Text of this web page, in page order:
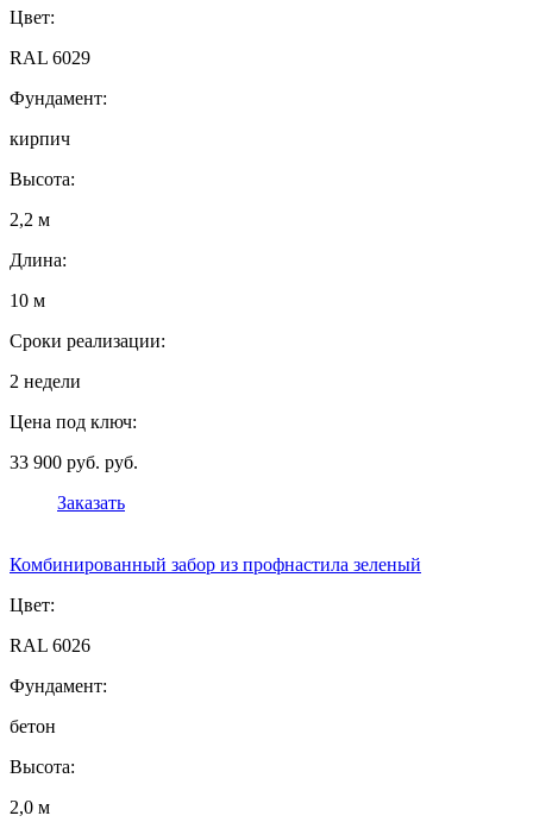
Цвет:
RAL 6029
Фундамент:
кирпич
Высота:
2,2 м
Длина:
10 м
Сроки реализации:
2 недели
Цена под ключ:
33 900 руб. руб.
Заказать
Комбинированный забор из профнастила зеленый
Цвет:
RAL 6026
Фундамент:
бетон
Высота:
2,0 м